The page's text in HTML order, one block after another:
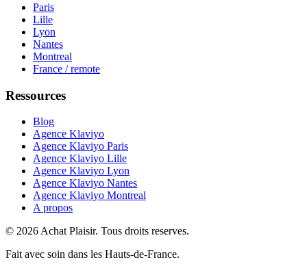
Paris
Lille
Lyon
Nantes
Montreal
France / remote
Ressources
Blog
Agence Klaviyo
Agence Klaviyo Paris
Agence Klaviyo Lille
Agence Klaviyo Lyon
Agence Klaviyo Nantes
Agence Klaviyo Montreal
A propos
© 2026 Achat Plaisir. Tous droits reserves.
Fait avec soin dans les Hauts-de-France.